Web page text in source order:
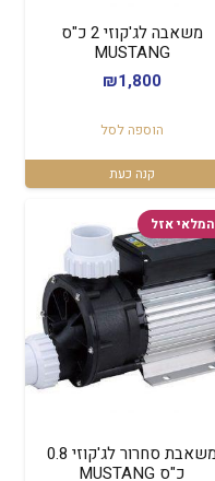
משאבה לג'קוזי 2 כ"ס
MUSTANG
₪1,800
הוספה לסל
קנה כעת
המלאי אזל
משאבת סחרור לג'קוזי 0.8
כ"ס MUSTANG